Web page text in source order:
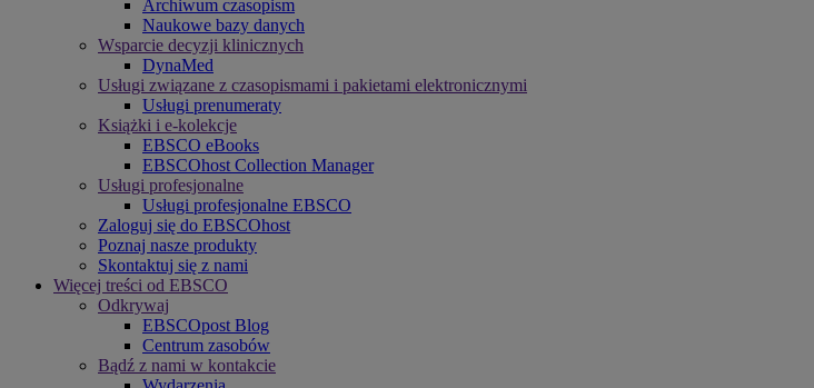
Archiwum czasopism
Naukowe bazy danych
Wsparcie decyzji klinicznych
DynaMed
Usługi związane z czasopismami i pakietami elektronicznymi
Usługi prenumeraty
Książki i e-kolekcje
EBSCO eBooks
EBSCOhost Collection Manager
Usługi profesjonalne
Usługi profesjonalne EBSCO
Zaloguj się do EBSCOhost
Poznaj nasze produkty
Skontaktuj się z nami
Więcej treści od EBSCO
Odkrywaj
EBSCOpost Blog
Centrum zasobów
Bądź z nami w kontakcie